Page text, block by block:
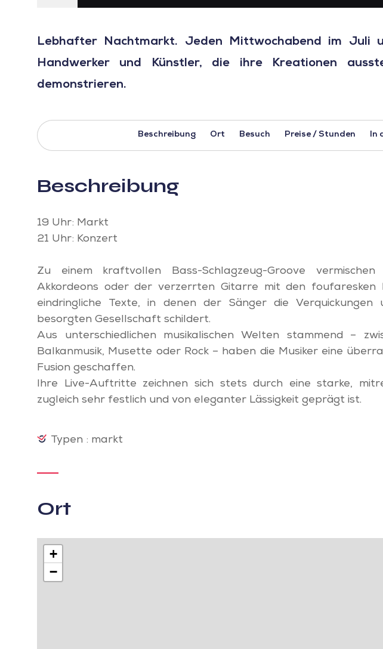
Lebhafter Nachtmarkt. Jeden Mittwochabend im Juli
Handwerker und Künstler, die ihre Kreationen
demonstrieren.
Beschreibung Ort Besuch Preise / Stunden In
Beschreibung
19 Uhr: Markt
21 Uhr: Konzert
Zu einem kraftvollen Bass-Schlagzeug-Groove
Akkordeons oder der verzerrten Gitarre mit den foufaresken
eindringliche Texte, in denen der Sänger die Verquickungen
besorgten Gesellschaft schildert.
Aus unterschiedlichen musikalischen Welten stammend –
Balkanmusik, Musette oder Rock – haben die Musiker eine
Fusion geschaffen.
Ihre Live-Auftritte zeichnen sich stets durch eine starke,
zugleich sehr festlich und von eleganter Lässigkeit geprägt ist.
Typen : markt
Ort
+
−